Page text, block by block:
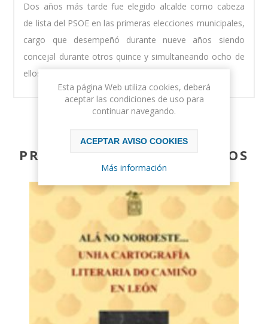
Dos años más tarde fue elegido alcalde como cabeza
de lista del PSOE en las primeras elecciones municipales,
cargo que desempeñó durante nueve años siendo
concejal durante otros quince y simultaneando ocho de
ellos con la presidencia de la Diputación leonesa.
PRODUCTOS RELACIONADOS
Esta página Web utiliza cookies, deberá
aceptar las condiciones de uso para
continuar navegando.
ACEPTAR AVISO COOKIES
Más información